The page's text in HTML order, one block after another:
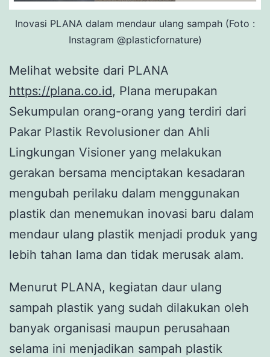
Inovasi PLANA dalam mendaur ulang sampah (Foto :
Instagram @plasticfornature)
Melihat website dari PLANA
https://plana.co.id, Plana merupakan
Sekumpulan orang-orang yang terdiri dari
Pakar Plastik Revolusioner dan Ahli
Lingkungan Visioner yang melakukan
gerakan bersama menciptakan kesadaran
mengubah perilaku dalam menggunakan
plastik dan menemukan inovasi baru dalam
mendaur ulang plastik menjadi produk yang
lebih tahan lama dan tidak merusak alam.
Menurut PLANA, kegiatan daur ulang
sampah plastik yang sudah dilakukan oleh
banyak organisasi maupun perusahaan
selama ini menjadikan sampah plastik